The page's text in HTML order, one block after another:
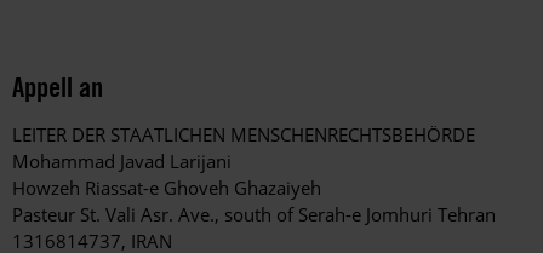
Appell an
LEITER DER STAATLICHEN MENSCHENRECHTSBEHÖRDE
Mohammad Javad Larijani
Howzeh Riassat-e Ghoveh Ghazaiyeh
Pasteur St. Vali Asr. Ave., south of Serah-e Jomhuri Tehran
1316814737, IRAN